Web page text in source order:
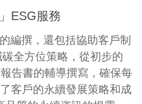
ESG服務
編撰，還包括協助客戶制
全方位策略，從初步的
告書的輔導撰寫，確保每
客戶的永續發展策略和成